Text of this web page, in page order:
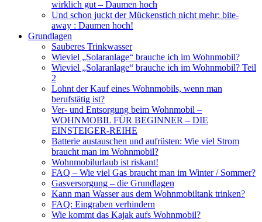
wirklich gut – Daumen hoch
Und schon juckt der Mückenstich nicht mehr: bite-
away : Daumen hoch!
Grundlagen
Sauberes Trinkwasser
Wieviel „Solaranlage“ brauche ich im Wohnmobil?
Wieviel „Solaranlage“ brauche ich im Wohnmobil? Teil
2
Lohnt der Kauf eines Wohnmobils, wenn man
berufstätig ist?
Ver- und Entsorgung beim Wohnmobil –
WOHNMOBIL FÜR BEGINNER – DIE
EINSTEIGER-REIHE
Batterie austauschen und aufrüsten: Wie viel Strom
braucht man im Wohnmobil?
Wohnmobilurlaub ist riskant!
FAQ – Wie viel Gas braucht man im Winter / Sommer?
Gasversorgung – die Grundlagen
Kann man Wasser aus dem Wohnmobiltank trinken?
FAQ: Eingraben verhindern
Wie kommt das Kajak aufs Wohnmobil?